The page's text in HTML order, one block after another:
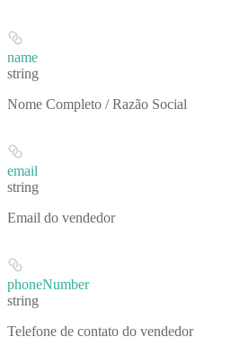
name
string
Nome Completo / Razão Social
email
string
Email do vendedor
phoneNumber
string
Telefone de contato do vendedor